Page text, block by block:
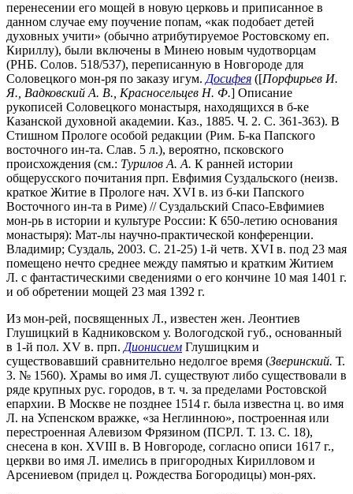
перенесении его мощей в новую церковь и приписанное в
данном случае ему поучение попам, «как подобает детей
духовных учити» (обычно атрибутируемое Ростовскому еп.
Кириллу), были включены в Минею новым чудотворцам
(РНБ. Солов. 518/537), переписанную в Новгороде для
Соловецкого мон-ря по заказу игум. Досифея ([Порфирьев И.
Я., Вадковский А. В., Красносельцев Н. Ф.] Описание
рукописей Соловецкого монастыря, находящихся в б-ке
Казанской духовной академии. Каз., 1885. Ч. 2. С. 361-363). В
Стишном Прологе особой редакции (Рим. Б-ка Папского
восточного ин-та. Слав. 5 л.), вероятно, псковского
происхождения (см.: Турилов А. А. К ранней истории
общерусского почитания прп. Евфимия Суздальского (неизв.
краткое Житие в Прологе нач. XVI в. из б-ки Папского
Восточного ин-та в Риме) // Суздальский Спасо-Евфимиев
мон-рь в истории и культуре России: К 650-летию основания
монастыря): Мат-лы научно-практической конференции.
Владимир; Суздаль, 2003. С. 21-25) 1-й четв. XVI в. под 23 мая
помещено нечто среднее между памятью и кратким Житием
Л. с фантастическими сведениями о его кончине 10 мая 1401 г.
и об обретении мощей 23 мая 1392 г.
Из мон-рей, посвященных Л., известен жен. Леонтиев
Глушицкий в Кадниковском у. Вологодской губ., основанный
в 1-й пол. XV в. прп. Дионисием Глушицким и
существовавший сравнительно недолгое время (Зверинский. Т.
3. № 1560). Храмы во имя Л. существуют либо существовали в
ряде крупных рус. городов, в т. ч. за пределами Ростовской
епархии. В Москве не позднее 1514 г. была известна ц. во имя
Л. на Успенском вражке, «за Неглинною», построенная или
перестроенная Алевизом Фрязином (ПСРЛ. Т. 13. С. 18),
снесена в кон. XVIII в. В Новгороде, согласно описи 1617 г.,
церкви во имя Л. имелись в пригородных Кирилловом и
Арсениевом (придел ц. Рождества Богородицы) мон-рях.